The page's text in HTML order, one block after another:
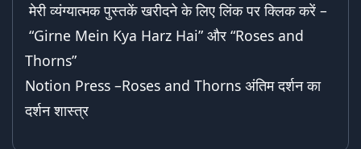
मेरी व्यंग्यात्मक पुस्तकें खरीदने के लिए लिंक पर क्लिक करें –
“Girne Mein Kya Harz Hai” और “Roses and
Thorns”
Notion Press –Roses and Thorns अंतिम दर्शन का
दर्शन शास्त्र